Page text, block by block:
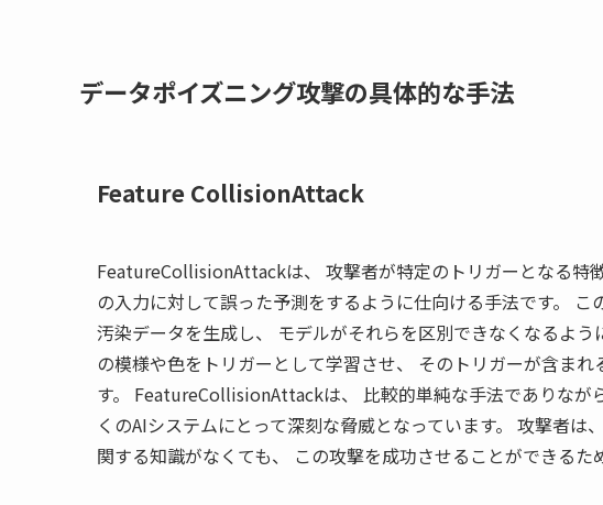
データポイズニング攻撃の具体的な手法
Feature CollisionAttack
FeatureCollisionAttackは、 攻撃者が特定のトリガーとなる特
の入力に対して誤った予測をするように仕向ける手法です。
汚染データを生成し、 モデルがそれらを区別できなくなるよ
の模様や色をトリガーとして学習させ、 そのトリガーが含ま
す。 FeatureCollisionAttackは、 比較的単純な手法でありなが
くのAIシステムにとって深刻な脅威となっています。 攻撃者
関する知識がなくても、 この攻撃を成功させることができるた